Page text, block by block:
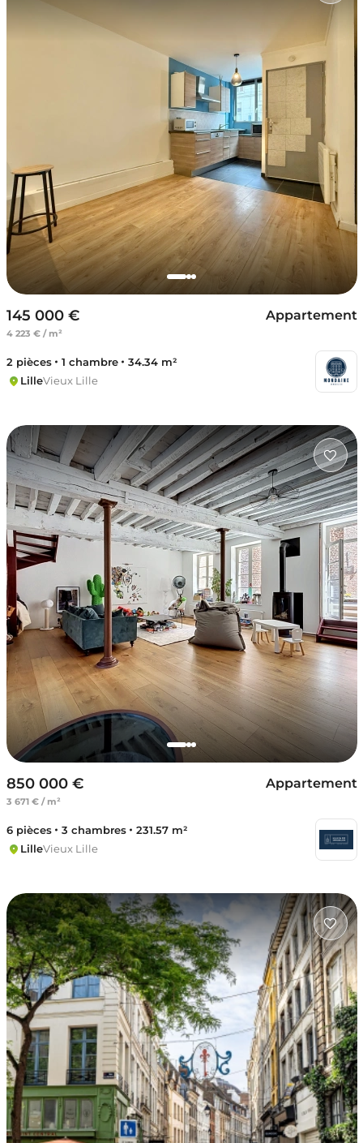
145 000 €
4 223 € / m²
Appartement
2 pièces 1 chambre
34.34 m²
LilleVieux Lille
850 000 €
3 671 € / m²
Appartement
6 pièces 3 chambres
231.57 m²
LilleVieux Lille